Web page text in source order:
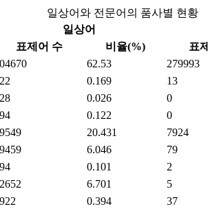
일상어와 전문어의 품사별 현황
일상어
표제어 수
비율(%)
표
62.53
279993
0.169
13
0.026
0
0.122
0
20.431
7924
6.046
79
0.101
2
6.701
5
0.394
37